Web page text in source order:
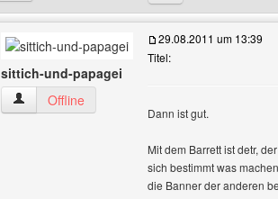
sittich-und-papagei
sittich-und-papagei Benutzer-Profile anzeigen
Offline
29.08.2011 um 13:39
Titel:
Dann ist gut.
Mit dem Barrett ist detr,
sich bestimmt was
die Banner der anderen